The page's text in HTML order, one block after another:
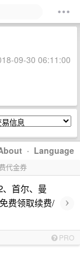
09-30 06:11:00
· Language
代金券
首尔、曼
费领取续费/
›
PRO